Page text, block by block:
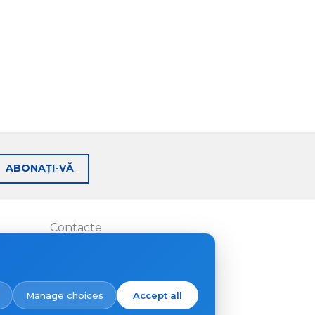
ABONAȚI-VĂ
Contacte
Manage choices Accept all